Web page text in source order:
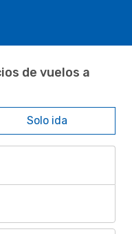
de vuelos a
Solo ida